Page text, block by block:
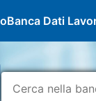
Banca Dati